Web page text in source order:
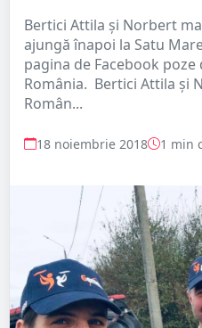
Bertici Attila și Norbert
ajungă înapoi la Satu
pagina de Facebook
România. Bertici Attila și
Român...
18 noiembrie 2018 1 min